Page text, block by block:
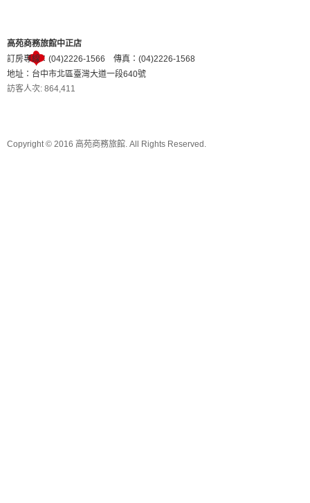
高苑商務旅館中正店
訂房專線：(04)2226-1566 傳真：(04)2226-1568
地址：台中市北區臺灣大道一段640號
訪客人次: 864,411
Copyright © 2016 高苑商務旅館. All Rights Reserved.